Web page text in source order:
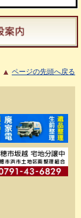
ページの先頭へ戻る